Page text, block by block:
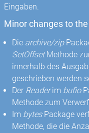
Eingaben.
Minor changes to
Die archive/zip
SetOffsetMethode
innerhalb des
geschrieben werden
Der Readerim bufio
Methode zum
Im bytesPackage
Methode, die die